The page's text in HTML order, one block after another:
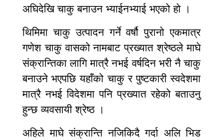
अघिदेखि चाकु बनाउन भ्याईनभ्याई भएको हो ।
थिमिमा चाकु उत्पादन गर्ने वर्षौ पुरानो एकमात्र
गणेश चाकु वासको नामबाट प्रख्यात श्रेष्ठले माघे
संक्रान्तिका लागि मात्रै नभई वर्षदिन भरी नै चाकु
बनाउने भएपछि यहाँको चाकु र पुष्टकारी स्वदेशमा
मात्रै नभई विदेशमा पनि प्रख्यात रहेको बताउनु
हुन्छ व्यवसायी श्रेष्ठ ।
अहिले माघे संक्रान्ति नजिकिदै गर्दा अलि भिड